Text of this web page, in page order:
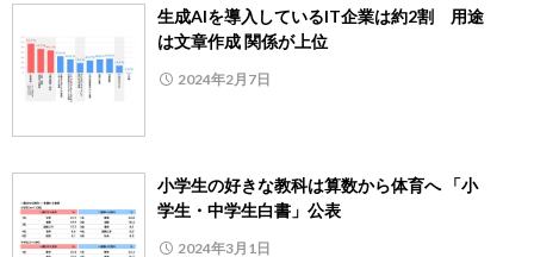
生成AIを導入しているIT企業は約2割 用途
は文章作成 関係が上位
2024年2月7日
小学生の好きな教科は算数から体育へ 「小
学生・中学生白書」公表
2024年3月1日